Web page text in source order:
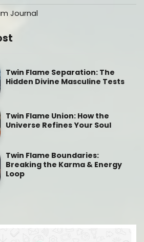
Journal
Twin Flame Separation: The
Hidden Divine Masculine Tests
Twin Flame Union: How the
Universe Refines Your Soul
Twin Flame Boundaries:
Breaking the Karma & Energy
Loop